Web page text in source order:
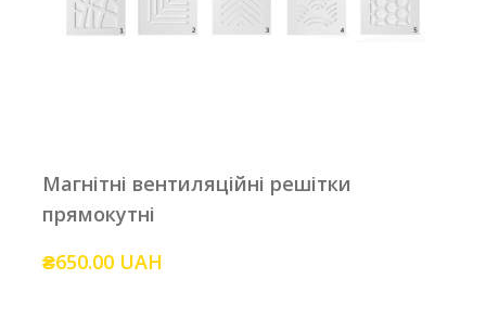
Магнітні вентиляційні решітки
прямокутні
₴650.00 UAH